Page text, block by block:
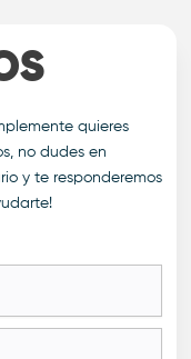
quieres
no dudes en
y te responderemos